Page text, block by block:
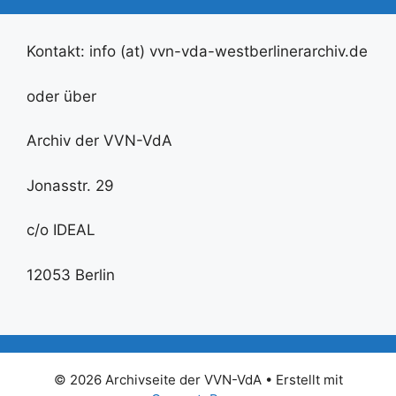
Kontakt: info (at) vvn-vda-westberlinerarchiv.de
oder über
Archiv der VVN-VdA
Jonasstr. 29
c/o IDEAL
12053 Berlin
© 2026 Archivseite der VVN-VdA• Erstellt mit